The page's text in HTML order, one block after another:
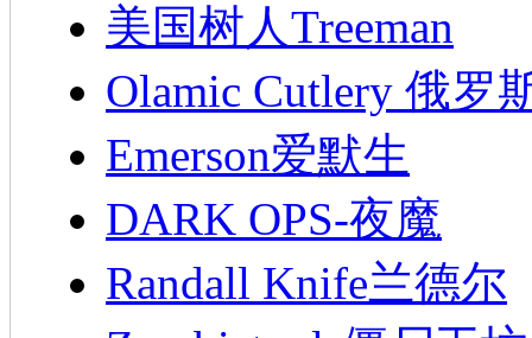
美国树人Treeman
Olamic Cutlery 俄罗
Emerson爱默生
DARK OPS-夜魔
Randall Knife兰德尔